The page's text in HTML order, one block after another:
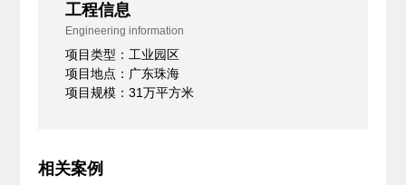
工程信息
Engineering information
项目类型：工业园区
项目地点：广东珠海
项目规模：31万平方米
相关案例